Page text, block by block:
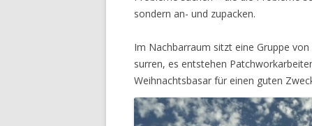
sondern an- und zupacken.
Im Nachbarraum sitzt eine Gruppe
surren, es entstehen
Weihnachtsbasar für einen guten